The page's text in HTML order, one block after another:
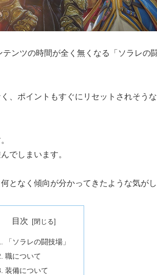
ンツの時間が全く無くなる「ソラレの
、ポイントもすぐにリセットされそう
でしまいます。
となく傾向が分かってきたような気がし
目次
「ソラレの闘技場」
職について
装備について